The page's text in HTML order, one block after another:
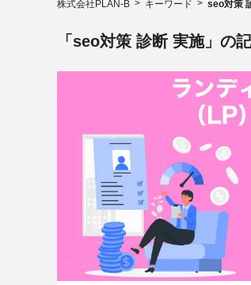
株式会社PLAN-B キーワード seo対策
「seo対策 診断 実施」の